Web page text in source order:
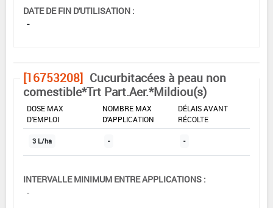
DATE DE FIN D'UTILISATION :
-
[16753208] Cucurbitacées à peau non
comestible*Trt Part.Aer.*Mildiou(s)
DOSE MAX
D'EMPLOI
NOMBRE MAX
D'APPLICATION
DÉLAIS AVANT
RÉCOLTE
3 L/ha - -
INTERVALLE MINIMUM ENTRE APPLICATIONS :
-